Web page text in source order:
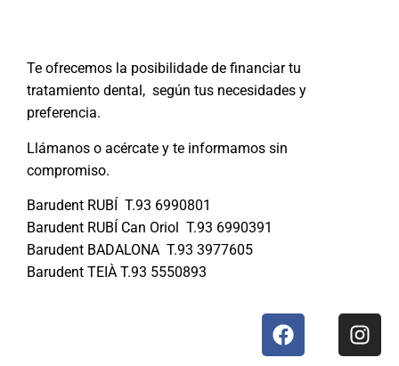
Te ofrecemos la posibilidade de financiar tu
tratamiento dental, según tus necesidades y
preferencia.
Llámanos o acércate y te informamos sin
compromiso.
Barudent RUBÍ T.93 6990801
Barudent RUBÍ Can Oriol T.93 6990391
Barudent BADALONA T.93 3977605
Barudent TEIÀ T.93 5550893